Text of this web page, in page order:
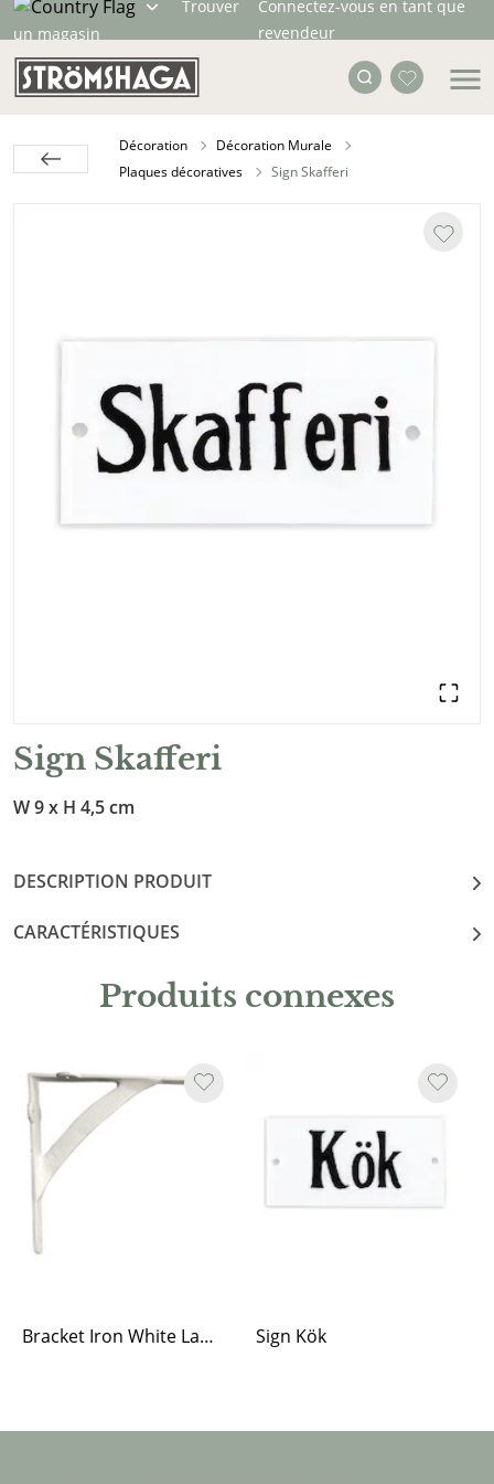
Trouver
un magasin
Connectez-vous en tant que
revendeur
Décoration
Décoration Murale
Plaques décoratives
Sign Skafferi
Sign Skafferi
W 9 x H 4,5 cm
DESCRIPTION PRODUIT
CARACTÉRISTIQUES
Produits connexes
Bracket Iron White Large Sign Kök